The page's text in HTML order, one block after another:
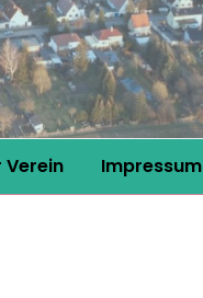
Verein Impressum